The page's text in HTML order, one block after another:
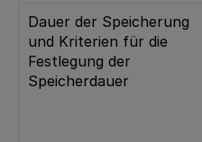
Dauer der Speicherung
und Kriterien für die
Festlegung der
Speicherdauer